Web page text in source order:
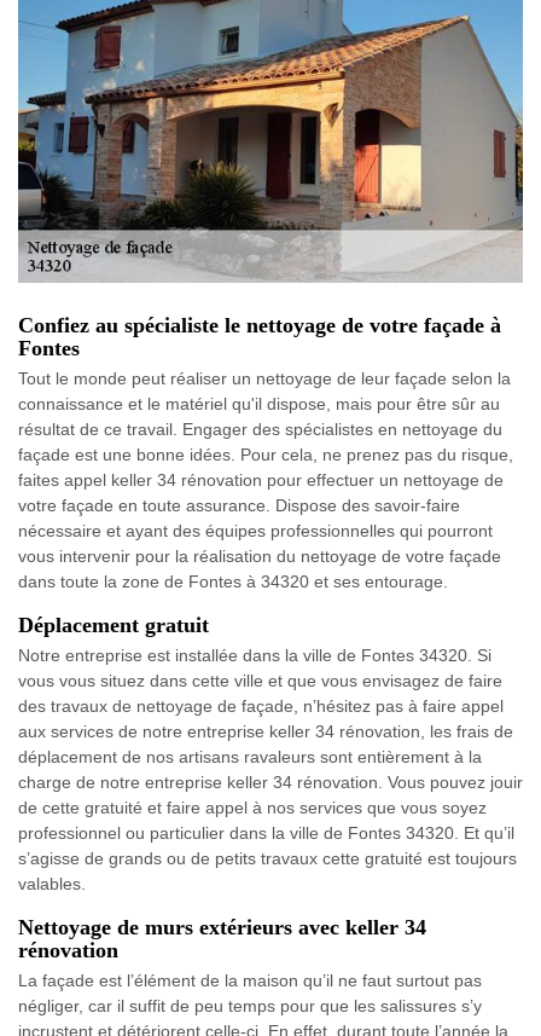
Confiez au spécialiste le nettoyage de votre façade à
Fontes
Tout le monde peut réaliser un nettoyage de leur façade selon la
connaissance et le matériel qu'il dispose, mais pour être sûr au
résultat de ce travail. Engager des spécialistes en nettoyage du
façade est une bonne idées. Pour cela, ne prenez pas du risque,
faites appel keller 34 rénovation pour effectuer un nettoyage de
votre façade en toute assurance. Dispose des savoir-faire
nécessaire et ayant des équipes professionnelles qui pourront
vous intervenir pour la réalisation du nettoyage de votre façade
dans toute la zone de Fontes à 34320 et ses entourage.
Déplacement gratuit
Notre entreprise est installée dans la ville de Fontes 34320. Si
vous vous situez dans cette ville et que vous envisagez de faire
des travaux de nettoyage de façade, n’hésitez pas à faire appel
aux services de notre entreprise keller 34 rénovation, les frais de
déplacement de nos artisans ravaleurs sont entièrement à la
charge de notre entreprise keller 34 rénovation. Vous pouvez jouir
de cette gratuité et faire appel à nos services que vous soyez
professionnel ou particulier dans la ville de Fontes 34320. Et qu’il
s’agisse de grands ou de petits travaux cette gratuité est toujours
valables.
Nettoyage de murs extérieurs avec keller 34
rénovation
La façade est l’élément de la maison qu’il ne faut surtout pas
négliger, car il suffit de peu temps pour que les salissures s’y
incrustent et détériorent celle-ci. En effet, durant toute l’année la